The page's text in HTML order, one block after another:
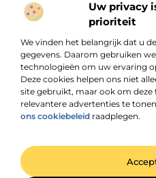
Uw privacy
prioriteit
We vinden het belangrijk dat u
gegevens. Daarom gebruiken
technologieën om uw ervaring
Deze cookies helpen ons niet
site gebruikt, maar ook om deze
relevantere advertenties te
ons cookiebeleid raadplegen.
Jouw dagelijkse
dagelijks
@2025 All Right Reserved.